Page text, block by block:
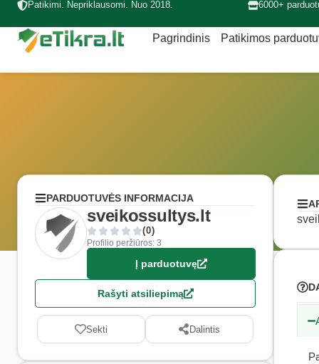
Patikimi. Nepriklausomi. Nuo 2018. 6000+
Pagrindinis Patikimos
PARDUOTUVĖS INFORMACIJA
sveikossultys.lt
(0)
Profilio peržiūros: 3
Į parduotuvę
Rašyti atsiliepimą
Sekti Dalintis